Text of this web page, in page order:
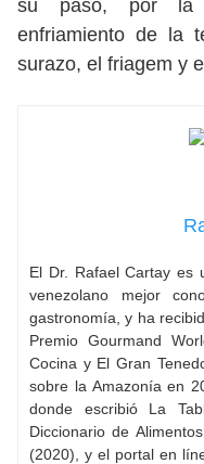
su paso, por la
enfriamiento de la
surazo, el friagem y
El Dr. Rafael Cartay es
venezolano mejor
gastronomía, y ha
Premio Gourmand
Cocina y El Gran
sobre la Amazonía en
donde escribió La
Diccionario de
(2020), y el portal en